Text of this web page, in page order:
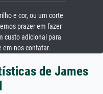
e cor, ou um corte
prazer em fazer
custo adicional para
em nos contatar.
de James